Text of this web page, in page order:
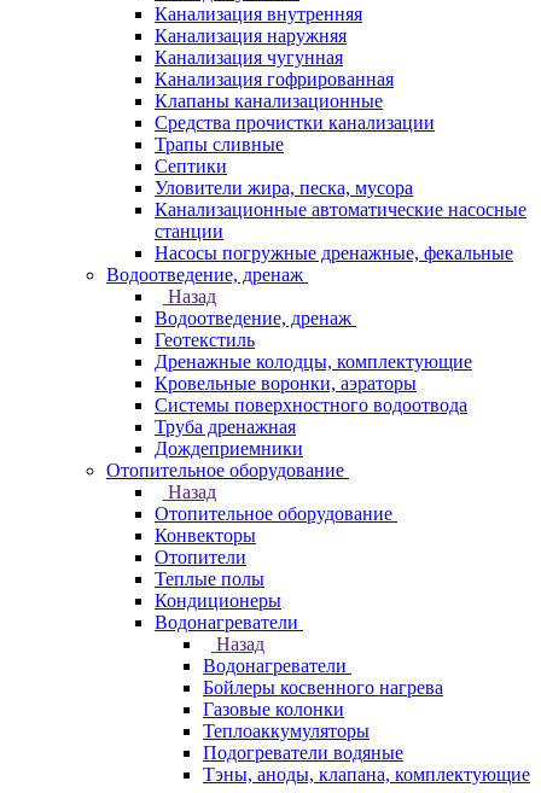
Канализация внутренняя
Канализация наружняя
Канализация чугунная
Канализация гофрированная
Клапаны канализационные
Средства прочистки канализации
Трапы сливные
Септики
Уловители жира, песка, мусора
Канализационные автоматические насосные
станции
Насосы погружные дренажные, фекальные
Водоотведение, дренаж
Назад
Водоотведение, дренаж
Геотекстиль
Дренажные колодцы, комплектующие
Кровельные воронки, аэраторы
Системы поверхностного водоотвода
Труба дренажная
Дождеприемники
Отопительное оборудование
Назад
Отопительное оборудование
Конвекторы
Отопители
Теплые полы
Кондиционеры
Водонагреватели
Назад
Водонагреватели
Бойлеры косвенного нагрева
Газовые колонки
Теплоаккумуляторы
Подогреватели водяные
Тэны, аноды, клапана, комплектующие